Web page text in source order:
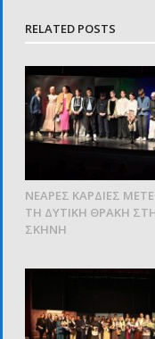
RELATED POSTS
ΝΕΑΡΕΣ ΚΑΡΔΙΕΣ
ΤΗ ΔΥΤΙΚΗ ΘΡΑΚΗ
ΣΚΗΝΗ